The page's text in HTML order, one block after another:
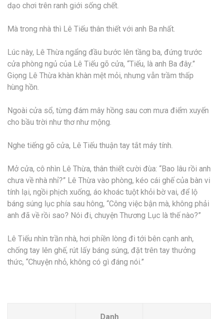
dạo chơi trên ranh giới sống chết.
Mà trong nhà thì Lê Tiếu thân thiết với anh Ba nhất.
Lúc này, Lê Thừa ngẩng đầu bước lên tầng ba, đứng trước
cửa phòng ngủ của Lê Tiếu gõ cửa, “Tiếu, là anh Ba đây.”
Giọng Lê Thừa khàn khàn mệt mỏi, nhưng vẫn trầm thấp
hùng hồn.
Ngoài cửa sổ, từng đám mây hồng sau cơn mưa điểm xuyến
cho bầu trời như thơ như mộng.
Nghe tiếng gõ cửa, Lê Tiếu thuận tay tắt máy tính.
Mở cửa, cô nhìn Lê Thừa, thân thiết cười đùa: “Bao lâu rồi anh
chưa về nhà nhỉ?” Lê Thừa vào phòng, kéo cái ghế của bàn vi
tính lại, ngồi phịch xuống, áo khoác tuột khỏi bờ vai, để lộ
báng súng lục phía sau hông, “Công việc bận mà, không phải
anh đã về rồi sao? Nói đi, chuyện Thương Lục là thế nào?”
Lê Tiếu nhìn trần nhà, hơi phiền lòng đi tới bên cạnh anh,
chống tay lên ghế, rút lấy báng súng, đặt trên tay thưởng
thức, “Chuyện nhỏ, không có gì đáng nói.”
Danh